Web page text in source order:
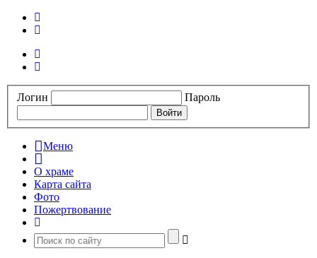
Логин Пароль
Меню
О храме
Карта сайта
Фото
Пожертвование